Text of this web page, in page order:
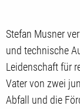
Stefan Musner
und technische
Leidenschaft für
Vater von zwei
Abfall und die